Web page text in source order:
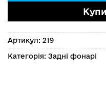
Артикул: 219
Категорія: Задні фонарі